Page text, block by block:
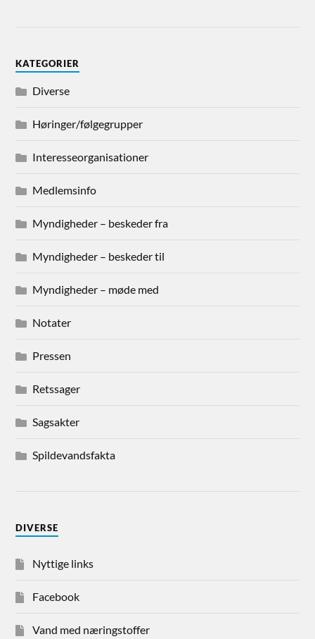
KATEGORIER
Diverse
Høringer/følgegrupper
Interesseorganisationer
Medlemsinfo
Myndigheder – beskeder fra
Myndigheder – beskeder til
Myndigheder – møde med
Notater
Pressen
Retssager
Sagsakter
Spildevandsfakta
DIVERSE
Nyttige links
Facebook
Vand med næringstoffer